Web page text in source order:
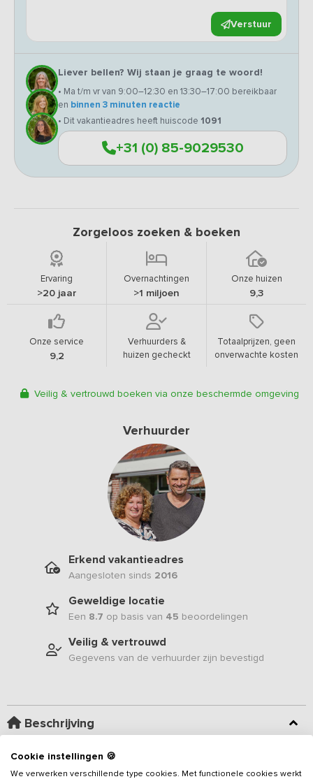
Verstuur
Liever bellen? Wij staan je graag te woord!
• Ma t/m vr van 9:00–12:30 en 13:30–17:00 bereikbaar
en binnen 3 minuten reactie
• Dit vakantieadres heeft huiscode 1091
+31 (0) 85-9029530
Zorgeloos zoeken & boeken
Ervaring
>20 jaar
Overnachtingen
>1 miljoen
Onze huizen
9,3
Onze service
9,2
Verhuurders &
huizen gecheckt
Totaalprijzen, geen
onverwachte kosten
Veilig & vertrouwd boeken via onze beschermde omgeving
Verhuurder
Erkend vakantieadres
Aangesloten sinds 2016
Geweldige locatie
Een 8.7 op basis van 45 beoordelingen
Veilig & vertrouwd
Gegevens van de verhuurder zijn bevestigd
Beschrijving
Deze ruime groepsaccommodatie is de ideale locatie voor een
familieweekend of vriendenweekend. Hetvakantieadresbeschikt
Cookie instellingen 🍪
We verwerken verschillende type cookies. Met functionele cookies werkt